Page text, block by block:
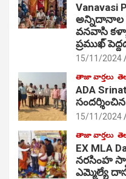
Vanavasi
అన్నిదానాల
వనవాసి
ప్రముఖ్
15/11/2024
తాజా వార్తలు
ADA
15/11/2024
తాజా వార్తలు
EX MLA
నరసింహ
ఎమ్మెల్యే